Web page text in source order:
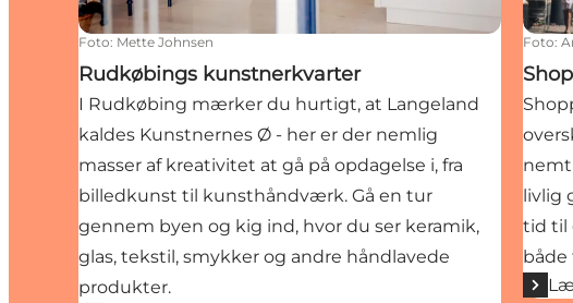
Foto: Mette Johnsen
Rudkøbings kunstnerkvarter
I Rudkøbing mærker du hurtigt, at Langeland
kaldes Kunstnernes Ø - her er der nemlig
masser af kreativitet at gå på opdagelse i, fra
billedkunst til kunsthåndværk. Gå en tur
gennem byen og kig ind, hvor du ser keramik,
glas, tekstil, smykker og andre håndlavede
produkter.
Foto:
nemt
livlig
tid til
både